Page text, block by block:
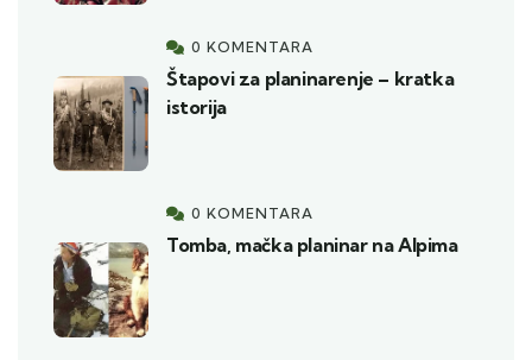
0 KOMENTARA
Štapovi za planinarenje – kratka
istorija
0 KOMENTARA
Tomba, mačka planinar na Alpima